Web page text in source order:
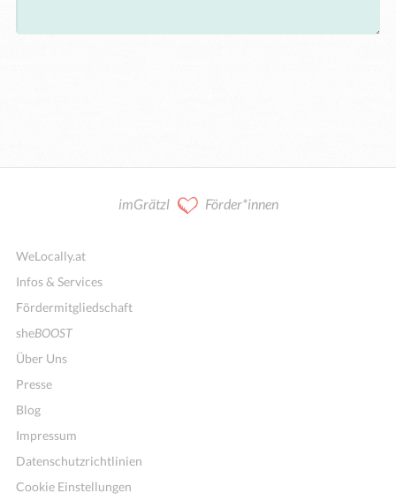
imGrätzl Förder*innen
WeLocally.at
Infos & Services
Fördermitgliedschaft
sheBOOST
Über Uns
Presse
Blog
Impressum
Datenschutzrichtlinien
Cookie Einstellungen